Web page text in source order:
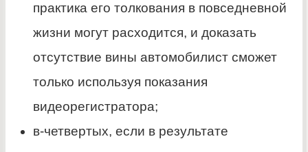
практика его толкования в повседневной
жизни могут расходится, и доказать
отсутствие вины автомобилист сможет
только используя показания
видеорегистратора;
в-четвертых, если в результате